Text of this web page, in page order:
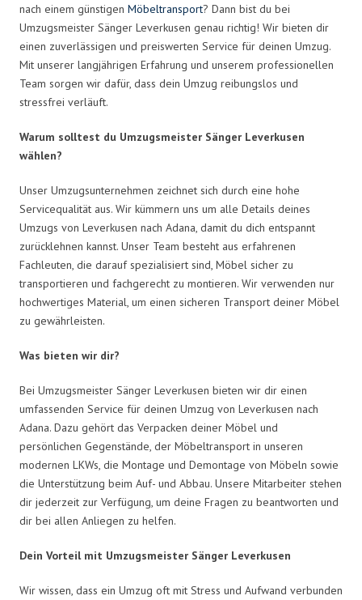
nach einem günstigen Möbeltransport? Dann bist du bei
Umzugsmeister Sänger Leverkusen genau richtig! Wir bieten dir
einen zuverlässigen und preiswerten Service für deinen Umzug.
Mit unserer langjährigen Erfahrung und unserem professionellen
Team sorgen wir dafür, dass dein Umzug reibungslos und
stressfrei verläuft.
Warum solltest du Umzugsmeister Sänger Leverkusen
wählen?
Unser Umzugsunternehmen zeichnet sich durch eine hohe
Servicequalität aus. Wir kümmern uns um alle Details deines
Umzugs von Leverkusen nach Adana, damit du dich entspannt
zurücklehnen kannst. Unser Team besteht aus erfahrenen
Fachleuten, die darauf spezialisiert sind, Möbel sicher zu
transportieren und fachgerecht zu montieren. Wir verwenden nur
hochwertiges Material, um einen sicheren Transport deiner Möbel
zu gewährleisten.
Was bieten wir dir?
Bei Umzugsmeister Sänger Leverkusen bieten wir dir einen
umfassenden Service für deinen Umzug von Leverkusen nach
Adana. Dazu gehört das Verpacken deiner Möbel und
persönlichen Gegenstände, der Möbeltransport in unseren
modernen LKWs, die Montage und Demontage von Möbeln sowie
die Unterstützung beim Auf- und Abbau. Unsere Mitarbeiter stehen
dir jederzeit zur Verfügung, um deine Fragen zu beantworten und
dir bei allen Anliegen zu helfen.
Dein Vorteil mit Umzugsmeister Sänger Leverkusen
Wir wissen, dass ein Umzug oft mit Stress und Aufwand verbunden